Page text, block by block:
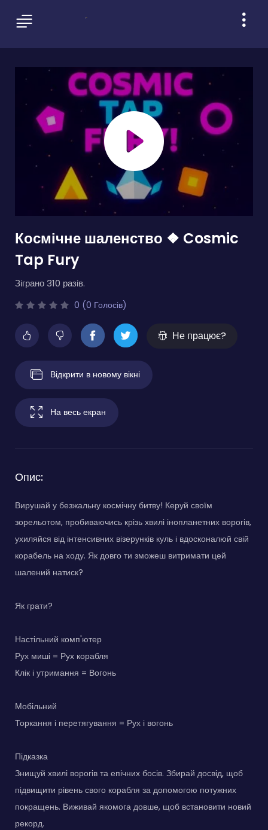
Космічне шаленство ❖ Cosmic
Tap Fury
Зіграно 310 разів.
0 (0 Голосів)
Не працює?
Відкрити в новому вікні
На весь екран
Опис:
Вирушай у безжальну космічну битву! Керуй своїм
зорельотом, пробиваючись крізь хвилі інопланетних ворогів,
ухиляйся від інтенсивних візерунків куль і вдосконалюй свій
корабель на ходу. Як довго ти зможеш витримати цей
шалений натиск?
Як грати?
Настільний комп'ютер
Рух миші = Рух корабля
Клік і утримання = Вогонь
Мобільний
Торкання і перетягування = Рух і вогонь
Підказка
Знищуй хвилі ворогів та епічних босів. Збирай досвід, щоб
підвищити рівень свого корабля за допомогою потужних
покращень. Виживай якомога довше, щоб встановити новий
рекорд.